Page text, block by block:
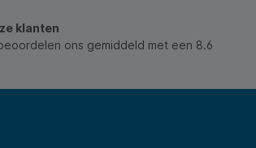
klanten
ons gemiddeld met een 8.6